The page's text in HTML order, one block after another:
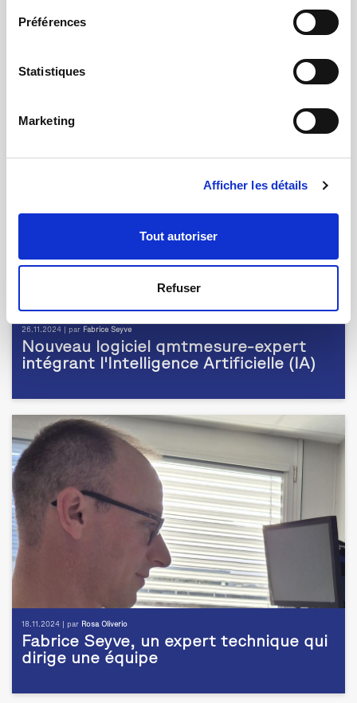
Préférences
Statistiques
Marketing
Afficher les détails
Tout autoriser
Refuser
QMT France devient membre des FIPS
26.11.2024 | par Fabrice Seyve
Nouveau logiciel qmtmesure-expert
intégrant l'Intelligence Artificielle (IA)
18.11.2024 | par Rosa Oliverio
Fabrice Seyve, un expert technique qui
dirige une équipe